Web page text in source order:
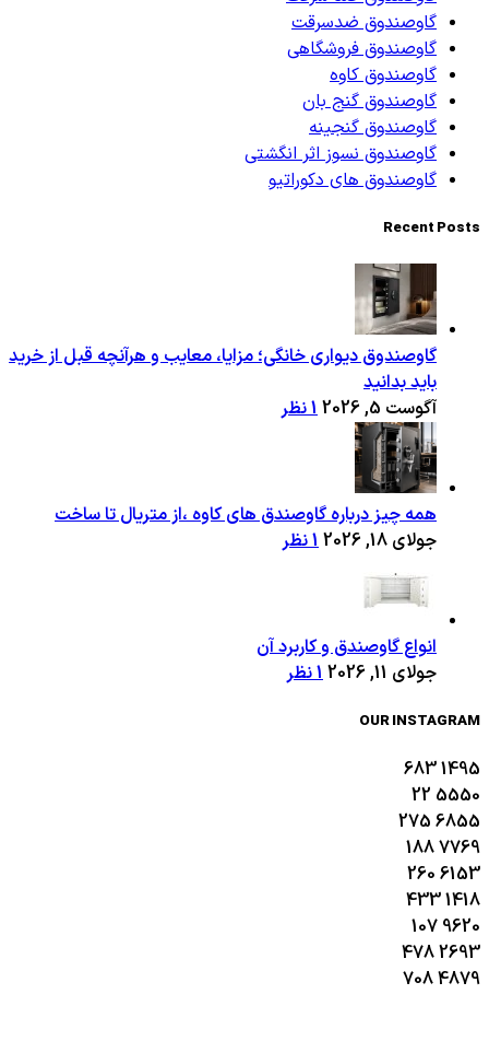
گاوصندوق ضدسرقت
گاوصندوق فروشگاهی
گاوصندوق کاوه
گاوصندوق گنج بان
گاوصندوق گنجینه
گاوصندوق نسوز اثر انگشتی
گاوصندوق های دکوراتیو
Recent Posts
گاوصندوق دیواری خانگی؛ مزایا، معایب و هرآنچه قبل از خرید
باید بدانید
آگوست 5, 2026
1 نظر
همه چیز درباره گاوصندق های کاوه ،از متریال تا ساخت
جولای 18, 2026
1 نظر
انواع گاوصندق و کاربرد آن
جولای 11, 2026
1 نظر
OUR INSTAGRAM
1495
683
5550
22
6855
275
7769
188
6153
260
1418
433
9620
107
2693
478
4879
708